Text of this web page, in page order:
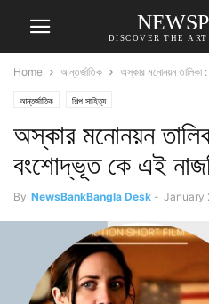
DISCOVER THE
Home আন্তর্জাতিক অস্কার মনোনয়ন তালিকা :
আন্তর্জাতিক শিল্প সাহিত্য
অস্কার মনোনয়ন
বংশোদ্ভূত কে এই
By NewsBankBangla Desk - January